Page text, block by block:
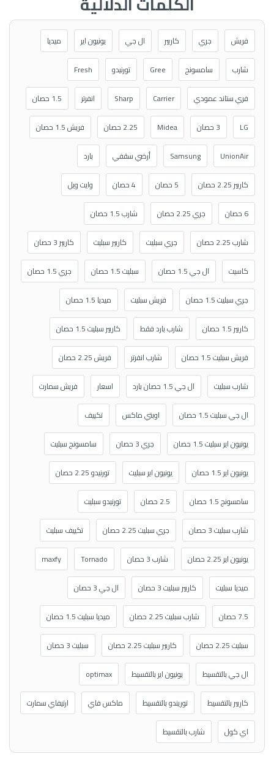
فريش جري كاريير ال جي يونيون اير ميديا
شارب سامسونج Gree تورنيدو Fresh
فري ستاند عمودي Carrier
Sharp انفرتر 1.5 حصان
LG 3 حصان Midea 2.25 حصان فريش 1.5 حصان
UnionAir
Samsung أرضي سقفي بارد
كاريير 2.25 حصان 5 حصان 4 حصان وايت ويل
6 حصان جري 2.25 حصان شارب 1.5 حصان
شارب 2.25 حصان جري سبليت كاريير سبليت كاريير 3 حصان
كاسيت ال جي 1.5 حصان سبليت 1.5 حصان جري 1.5 حصان
جري سبليت 1.5 حصان فريش سبليت ميديا 1.5 حصان
كاريير 1.5 حصان شارب بارد فقط كاريير سبليت 1.5 حصان
فريش سبليت 1.5 حصان شارب انفرتر فريش 2.25 حصان
شارب سبليت ال جي 1.5 حصان بارد اسعار فريش سمارت
ال جي سبليت 1.5 حصان اوبتي ماكس تكييف
يونيون اير سبليت 1.5 حصان جري 3 حصان سامسونج سبليت
يونيون اير 1.5 حصان يونيون اير سبليت تورنيدو 2.25 حصان
سامسونج 1.5 حصان 2.5 حصان تورنيدو سبليت
شارب سبليت 3 حصان جري سبليت 2.25 حصان تكييف سبليت
يونيون اير 2.25 حصان شارب 3 حصان Tornado
maxfy
ميديا سبليت كاريير سبليت 3 حصان ال جي 3 حصان
7.5 حصان شارب سبليت 2.25 حصان ميديا سبليت 1.5 حصان
سبليت 2.25 حصان كاريير سبليت 2.25 حصان سبليت 3 حصان
ال جي بالتقسيط يونيون اير بالتقسيط optimax
كاريير بالتقسيط توريندو بالتقسيط ماكس فاي ارتيفاي سمارت
اي كول شارب بالتقسيط